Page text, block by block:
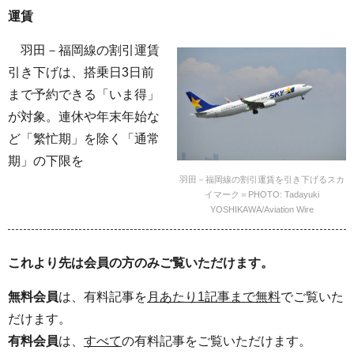
運賃
羽田－福岡線の割引運賃を引き下げるスカ
イマーク＝PHOTO: Tadayuki
YOSHIKAWA/Aviation Wire
羽田－福岡線の割引運賃
引き下げは、搭乗日3日前
まで予約できる「いま得」
が対象。連休や年末年始な
ど「繁忙期」を除く「通常
期」の下限を
これより先は会員の方のみご覧いただけます。
無料会員は、有料記事を 月あたり1記事まで無料でご覧いた
だけます。
有料会員は、 すべての有料記事をご覧いただけます。